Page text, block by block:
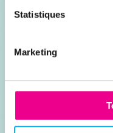
Statistiques
Marketing
Demander